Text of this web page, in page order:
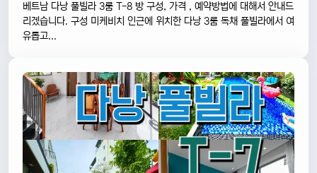
베트남 다낭 풀빌라 3룸 T-8 방 구성, 가격 , 예약방법에 대해서 안내드
리겠습니다. 구성 미케비치 인근에 위치한 다낭 3룸 독채 풀빌라에서 여
유롭고...